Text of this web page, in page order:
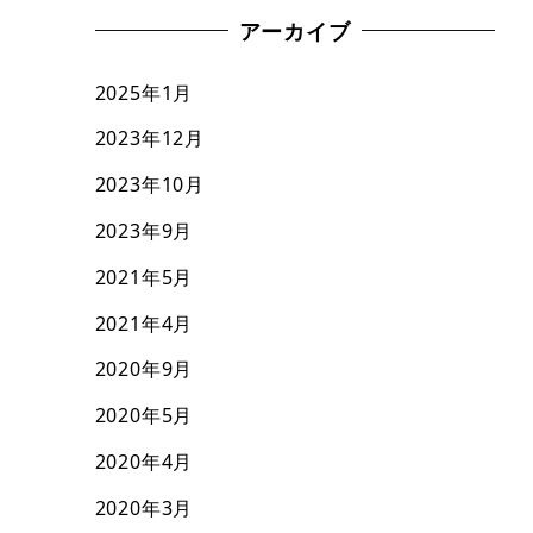
アーカイブ
2025年1月
2023年12月
2023年10月
2023年9月
2021年5月
2021年4月
2020年9月
2020年5月
2020年4月
2020年3月